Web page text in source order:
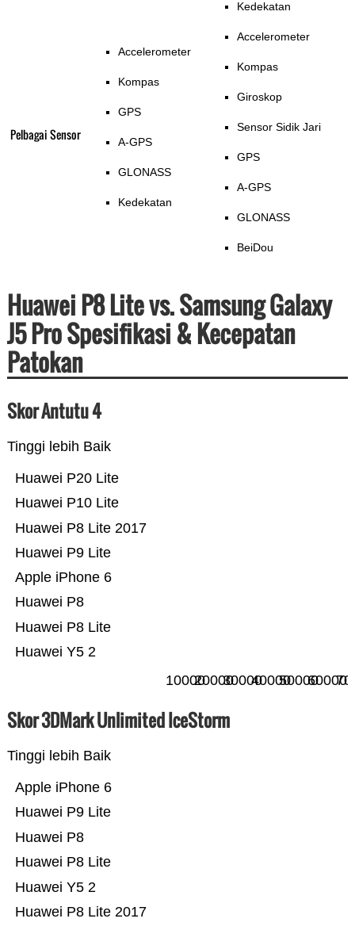
Pelbagai Sensor
Accelerometer
Kompas
GPS
A-GPS
GLONASS
Kedekatan
Kedekatan
Accelerometer
Kompas
Giroskop
Sensor Sidik Jari
GPS
A-GPS
GLONASS
BeiDou
Huawei P8 Lite vs. Samsung Galaxy
J5 Pro Spesifikasi & Kecepatan
Patokan
Skor Antutu 4
Tinggi lebih Baik
Huawei Y5 2
Huawei P8 Lite
Huawei P8
Apple iPhone 6
Huawei P9 Lite
Huawei P8 Lite 2017
Huawei P10 Lite
Huawei P20 Lite
100002000030000400005000060000
Skor 3DMark Unlimited IceStorm
Tinggi lebih Baik
Huawei P8 Lite 2017
Huawei Y5 2
Huawei P8 Lite
Huawei P8
Huawei P9 Lite
Apple iPhone 6